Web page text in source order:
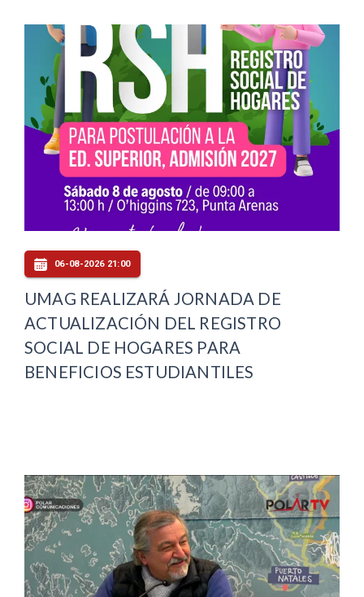
06-08-2026 21:00
UMAG REALIZARÁ JORNADA DE
ACTUALIZACIÓN DEL REGISTRO
SOCIAL DE HOGARES PARA
BENEFICIOS ESTUDIANTILES